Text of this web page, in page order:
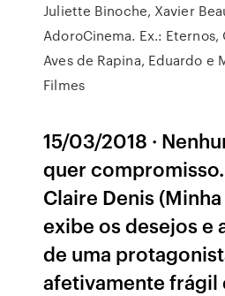
Juliette Binoche, Xavier
AdoroCinema. Ex.: Eternos,
Aves de Rapina, Eduardo e
Filmes
15/03/2018 ·
quer
Claire Denis
exibe os desejos e
de uma
afetivamente frágil